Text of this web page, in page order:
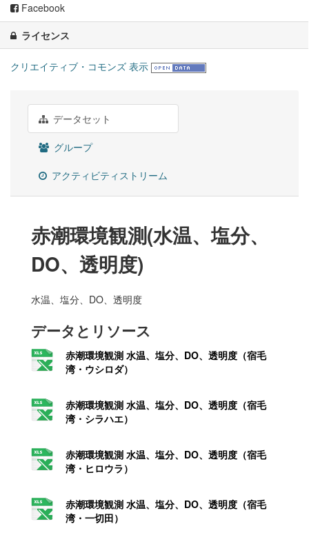
Facebook
ライセンス
クリエイティブ・コモンズ 表示
データセット
グループ
アクティビティストリーム
赤潮環境観測(水温、塩分、
DO、透明度)
水温、塩分、DO、透明度
データとリソース
赤潮環境観測 水温、塩分、DO、透明度（宿毛
湾・ウシロダ）
赤潮環境観測 水温、塩分、DO、透明度（宿毛
湾・シラハエ）
赤潮環境観測 水温、塩分、DO、透明度（宿毛
湾・ヒロウラ）
赤潮環境観測 水温、塩分、DO、透明度（宿毛
湾・一切田）